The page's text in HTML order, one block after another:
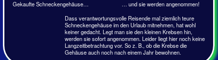
großen Schere kann der
C. rugosus bei
Schale reiben und eine
Art Zwitschern erzeugen.
Alle Arten
Landeinsiedlerkrebse von
C. rugosus sind Aas- und
Allesfresser. Was nur
irgendwie organisch ist,
wird von ihnen
verschlungen.